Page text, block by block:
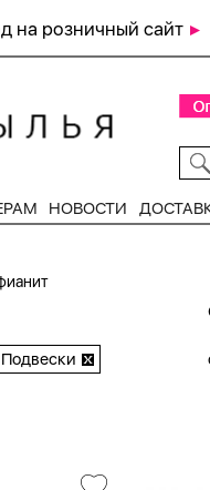
на розничный сайт
НОВОСТИ
Подвески